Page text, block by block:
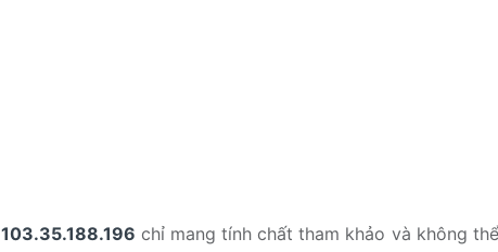
103.35.188.196 chỉ mang tính chất tham khảo và không